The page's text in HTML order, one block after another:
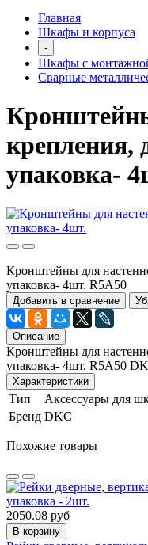
Главная
Шкафы и корпуса
-
Шкафы с
Сварные
крепления,
упаковка-
Кронштейны для
упаковка- 4шт. R5A50
Добавить в сравнение
Описание
Кронштейны для
упаковка- 4шт. R5A50
Характеристики
Тип
Аксессуары для
Бренд DKC
Похожие товары
2050.08 руб
В корзину